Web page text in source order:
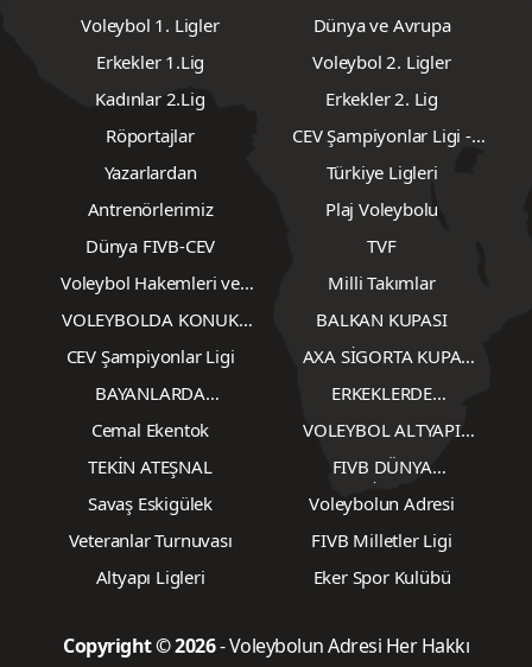
Voleybol 1. Ligler
Dünya ve Avrupa
Erkekler 1.Lig
Voleybol 2. Ligler
Kadınlar 2.Lig
Erkekler 2. Lig
Röportajlar
CEV Şampiyonlar Ligi -
Yazarlardan
Türkiye Ligleri
Antrenörlerimiz
Plaj Voleybolu
Dünya FIVB-CEV
TVF
Voleybol Hakemleri ve
Milli Takımlar
VOLEYBOLDA KONUK
BALKAN KUPASI
CEV Şampiyonlar Ligi
AXA SİGORTA KUPA
BAYANLARDA
ERKEKLERDE
Cemal Ekentok
VOLEYBOL ALTYAPI
KARŞILAŞMALARI
TEKİN ATEŞNAL
FIVB DÜNYA
ŞAMPİYONASI
Savaş Eskigülek
Voleybolun Adresi
Veteranlar Turnuvası
FIVB Milletler Ligi
Altyapı Ligleri
Eker Spor Kulübü
Copyright © 2026- Voleybolun Adresi Her Hakkı